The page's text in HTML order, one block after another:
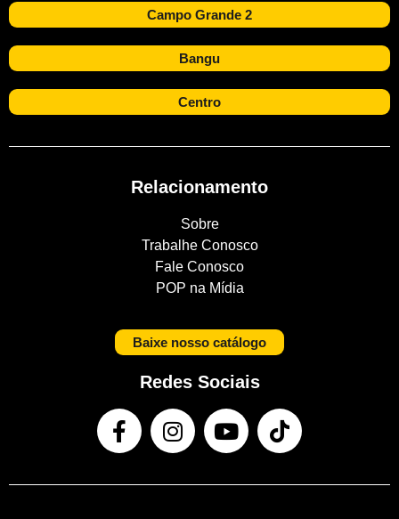
Campo Grande 2
Bangu
Centro
Relacionamento
Sobre
Trabalhe Conosco
Fale Conosco
POP na Mídia
Baixe nosso catálogo
Redes Sociais